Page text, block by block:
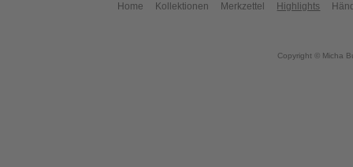
Home Kollektionen Merkzettel Highlights
Copyright © Micha